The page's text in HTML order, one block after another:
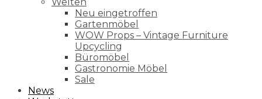
Neu eingetroffen
Gartenmöbel
WOW Props – Vintage Furniture
Upcycling
Büromöbel
Gastronomie Möbel
Sale
News